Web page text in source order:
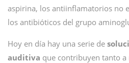
aspirina, los antiinflamatorios no
los antibióticos del grupo
Hoy en día hay una serie de
auditiva que contribuyen tanto